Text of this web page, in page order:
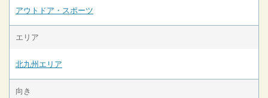
アウトドア・スポーツ
エリア
北九州エリア
向き